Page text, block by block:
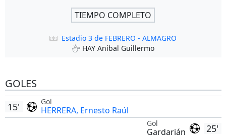
TIEMPO COMPLETO
Estadio 3 de FEBRERO - ALMAGRO
HAY Aníbal Guillermo
GOLES
Gol
HERRERA, Ernesto Raúl
15'
25'
Gol
Gardarián